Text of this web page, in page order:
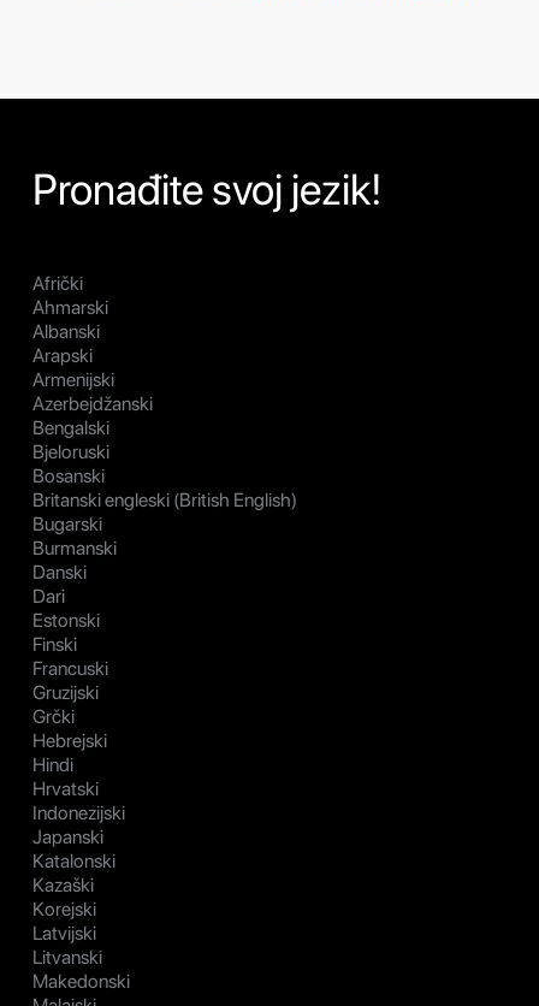
Pronađite svoj jezik!
Afrički
Ahmarski
Albanski
Arapski
Armenijski
Azerbejdžanski
Bengalski
Bjeloruski
Bosanski
Britanski engleski (British English)
Bugarski
Burmanski
Danski
Dari
Estonski
Finski
Francuski
Gruzijski
Grčki
Hebrejski
Hindi
Hrvatski
Indonezijski
Japanski
Katalonski
Kazaški
Korejski
Latvijski
Litvanski
Makedonski